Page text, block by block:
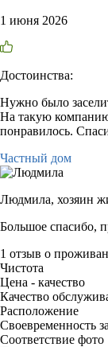
1 июня 2026
Достоинства:
Нужно было
На такую
понравилось.
Частный дом
Людмила, хозяин
Большое спасибо,
1 отзыв о
Чистота
Цена - качество
Качество
Расположение
Своевременность
Соответствие фото